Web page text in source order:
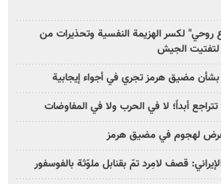
روحي" لكسر الهزيمة النفسية وتحذيرات من
الجيش
مضيق هرمز تجري في أجواء إيجابية
أبداً؛ لا في الحرب ولا في المفاوضات
لهجوم في مضيق هرمز
قصف لامِرد تمّ بقنابل ملوّثة بالفوسفور